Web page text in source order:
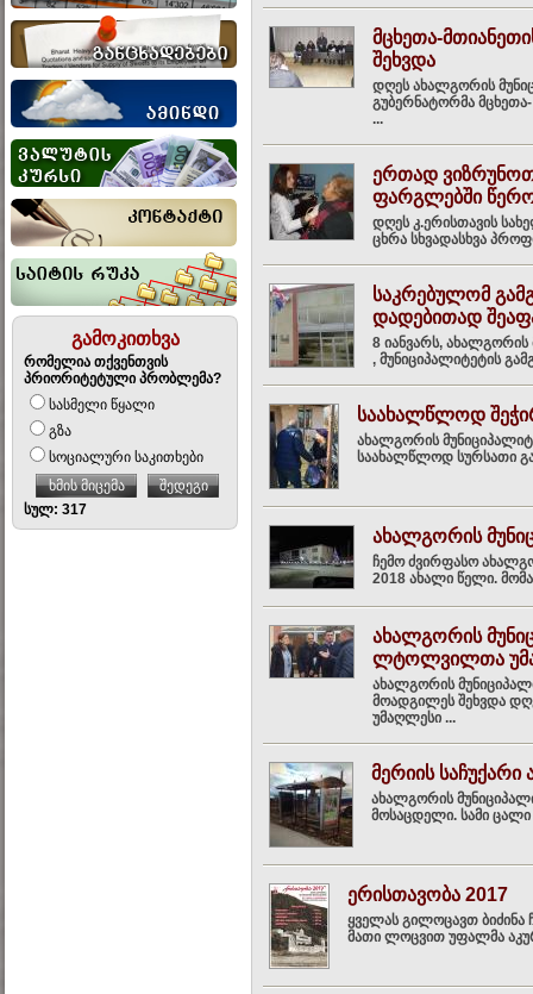
გამოკითხვა
რომელია თქვენთვის
პრიორიტეტული პრობლემა?
სასმელი წყალი
გზა
სოციალური საკითხები
ხმის მიცემა
შედეგი
სულ: 317
მცხეთა-
შეხვდა
დღეს ახალგორის
გუბერნატორმა
...
ერთად ვიზრუნოთ
ფარგლებში
დღეს კ.ერისთავის
ცხრა სხვადასხვა
საკრებულომ
დადებითად
8 იანვარს, ახალგორის
, მუნიციპალიტეტის
საახალწლოდ
ახალგორის
საახალწლოდ სურსათი
ახალგორის
ჩემო ძვირფასო
2018 ახალი წელი.
ახალგორის
ლტოლვილთა
ახალგორის
მოადგილეს შეხვდა
უმაღლესი ...
მერიის
ახალგორის
მოსაცდელი. სამი
ერისთავობა 2017
ყველას გილოცავთ ბიძინა
მათი ლოცვით უფალმა